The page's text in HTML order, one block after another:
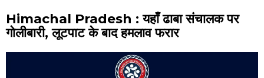
Himachal Pradesh : यहाँ ढाबा संचालक पर
गोलीबारी, लूटपाट के बाद हमलाव फरार